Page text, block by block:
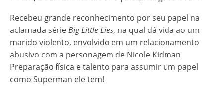
Recebeu grande reconhecimento por seu papel na
aclamada sérieBig Little Lies, na qual dá vida ao um
marido violento, envolvido em um relacionamento
abusivo com a personagem de Nicole Kidman.
Preparação física e talento para assumir um papel
como Superman ele tem!